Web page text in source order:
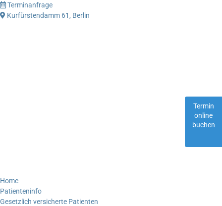
Terminanfrage
Kurfürstendamm 61, Berlin
Home
Patienteninfo
Gesetzlich versicherte Patienten
Termin
online
buchen